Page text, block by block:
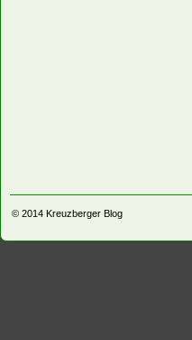
© 2014 Kreuzberger Blog